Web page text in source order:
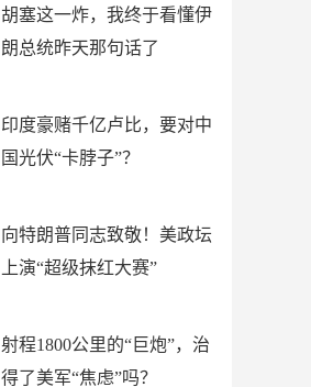
胡塞这一炸，我终于看懂伊
朗总统昨天那句话了
印度豪赌千亿卢比，要对中
国光伏“卡脖子”？
向特朗普同志致敬！美政坛
上演“超级抹红大赛”
射程1800公里的“巨炮”，治
得了美军“焦虑”吗？